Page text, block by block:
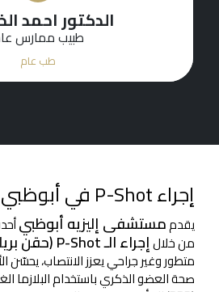
د. مازن الشنطي
أخصائي جراحة المسالك البولية
طب المسالك البولية و صحة
إجراء P-Shot في أبوظبي
يقدممستشفى إليزيه أبوظبيأحدث
من خلالإجراء الـ P-Shot (حقن بريابوس)
متطور وغير جراحي يعزز الانتصاب، يحسّن
صحة العضو الذكري باستخدام البلازما الغنية